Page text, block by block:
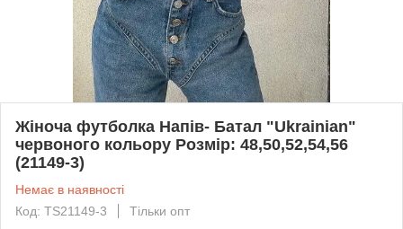
Жіноча футболка Напів- Батал "Ukrainian"
червоного кольору Розмір: 48,50,52,54,56
(21149-3)
Немає в наявності
Код: TS21149-3
Тільки опт